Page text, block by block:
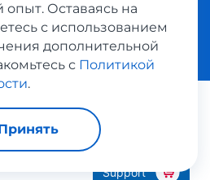
сервисом выкупа товаров
опыт. Оставаясь на
с использованием
дополнительной
с Политикой
.
Support